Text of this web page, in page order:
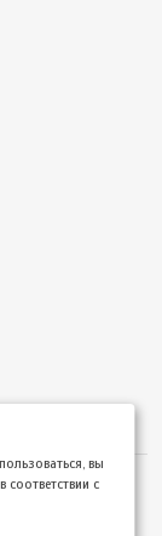
соглашением
вы
с